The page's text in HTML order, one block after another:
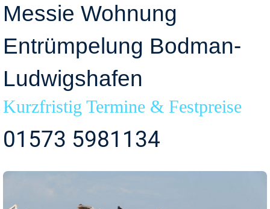
Messie Wohnung
Entrümpelung Bodman-
Ludwigshafen
Kurzfristig Termine & Festpreise
01573 5981134